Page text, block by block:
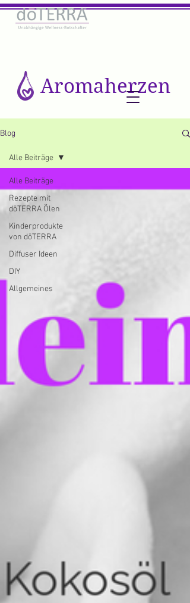
Aromaherzen
Blog
Alle Beiträge
Rezepte mit
dōTERRA Ölen
Kinderprodukte
von dōTERRA
Diffuser Ideen
DIY
Allgemeines
Alle Beiträge